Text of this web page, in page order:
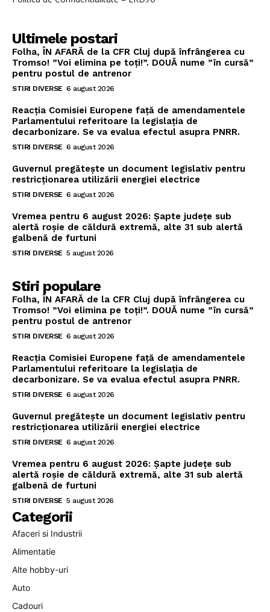
Ultimele postari
Folha, ÎN AFARĂ de la CFR Cluj după înfrângerea cu
Tromso! ”Voi elimina pe toți!”. DOUĂ nume ”în cursă”
pentru postul de antrenor
STIRI DIVERSE 6 august 2026
Reacția Comisiei Europene față de amendamentele
Parlamentului referitoare la legislația de
decarbonizare. Se va evalua efectul asupra PNRR.
STIRI DIVERSE 6 august 2026
Guvernul pregătește un document legislativ pentru
restricționarea utilizării energiei electrice
STIRI DIVERSE 6 august 2026
Vremea pentru 6 august 2026: Șapte județe sub
alertă roșie de căldură extremă, alte 31 sub alertă
galbenă de furtuni
STIRI DIVERSE 5 august 2026
Stiri populare
Folha, ÎN AFARĂ de la CFR Cluj după înfrângerea cu
Tromso! ”Voi elimina pe toți!”. DOUĂ nume ”în cursă”
pentru postul de antrenor
STIRI DIVERSE 6 august 2026
Reacția Comisiei Europene față de amendamentele
Parlamentului referitoare la legislația de
decarbonizare. Se va evalua efectul asupra PNRR.
STIRI DIVERSE 6 august 2026
Guvernul pregătește un document legislativ pentru
restricționarea utilizării energiei electrice
STIRI DIVERSE 6 august 2026
Vremea pentru 6 august 2026: Șapte județe sub
alertă roșie de căldură extremă, alte 31 sub alertă
galbenă de furtuni
STIRI DIVERSE 5 august 2026
Categorii
Afaceri si Industrii
Alimentatie
Alte hobby-uri
Auto
Cadouri